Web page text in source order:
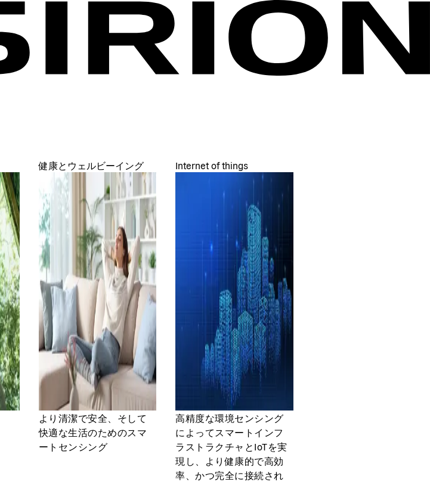
健康とウェルビーイング
より清潔で安全、そして
快適な生活のためのスマ
ートセンシング
Internet of things
高精度な環境センシング
によってスマートインフ
ラストラクチャとIoTを実
現し、より健康的で高効
率、かつ完全に接続され